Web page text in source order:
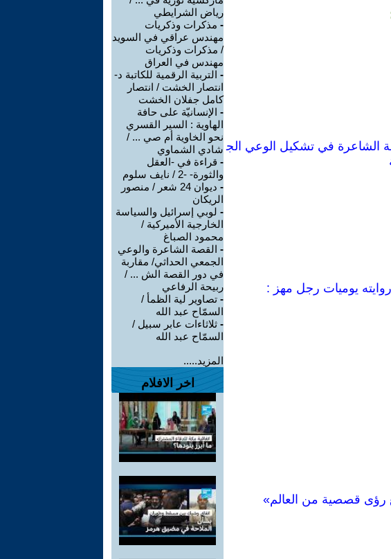
الشاعرة في تشكيل الوعي الج
يوميات رجل مهز :
رؤى قصصية من العالم»
رياض الشرايطي
- مذكرات وذكريات
مهندس عراقي في السويد
/ مذكرات وذكريات
مهندس في العراق
- التربية الرقمية للكاتبة د-
انتصار الخشت / انتصار
كامل جفلان الخشت
- الإنسانيّة على حافة
الهاوية : السير القسري
نحو الخاوية أم صي ... /
شادي الشماوي
- قراءة في -العقل
والثورة- -2 / نايف سلوم
-
ديوان 24 شعر / منصور
الريكان
- لوبي إسرائيل والسياسة
الخارجية الأميركية /
محمود الصباغ
- القصة الشاعرة والوعي
الجمعي الحداثي/ مقاربة
في دور القصة الش ... /
ربيحة الرفاعي
- تصاوير لية الظمأ /
السمّاح عبد الله
- ثلاثاءات عابر سبيل /
السمّاح عبد الله
المزيد.....
اخر الافلام